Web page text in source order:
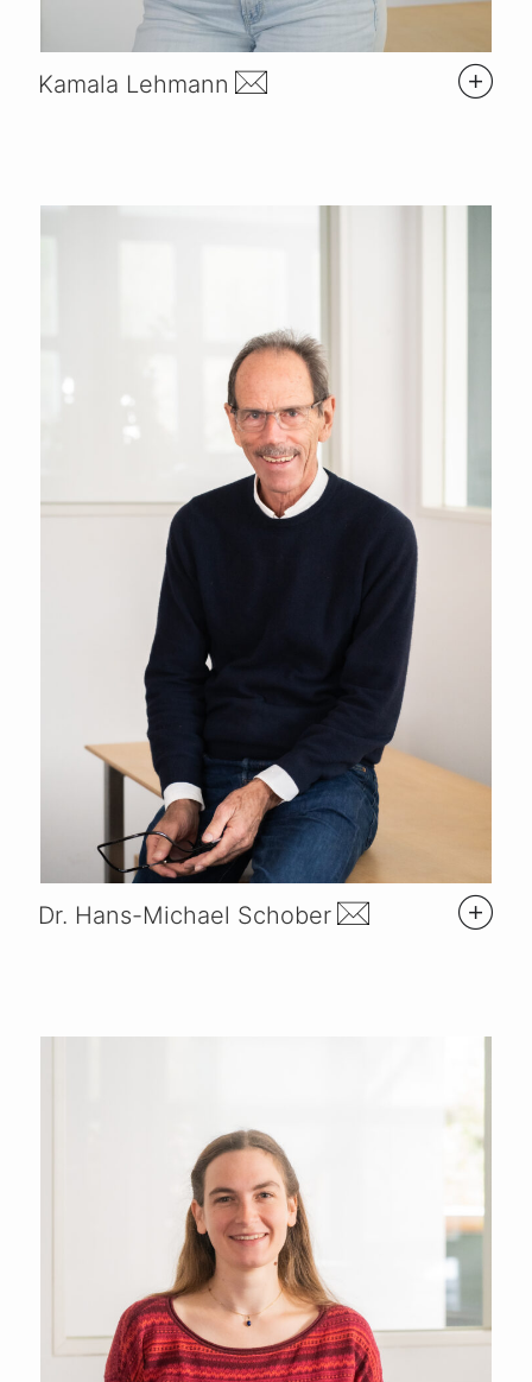
Kamala Lehmann
Dr. Hans-Michael Schober